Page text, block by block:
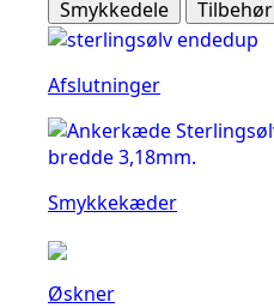
Smykkedele Tilbehør
Afslutninger
Smykkekæder
Øskner